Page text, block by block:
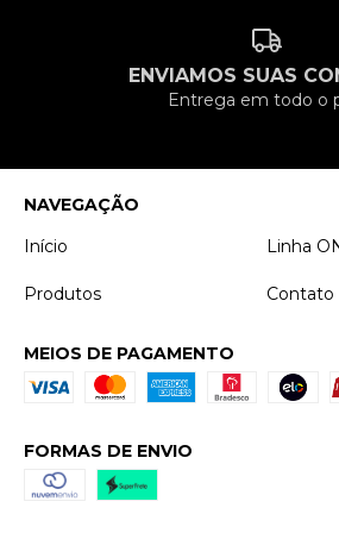
ENVIAMOS SUAS
Entrega em todo o
NAVEGAÇÃO
Início
Linha
Produtos Contato
MEIOS DE PAGAMENTO
FORMAS DE ENVIO